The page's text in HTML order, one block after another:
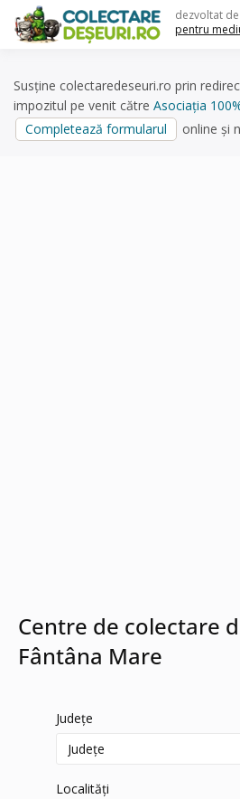
content
dezvoltat
pentru
Susține colectaredeseuri.ro prin
impozitul pe venit către Asociația
Completează formularul
online și
Centre de colectare
Fântâna Mare
Județe
Localități